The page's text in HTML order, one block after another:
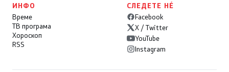
ИНФО
Време
ТВ програма
Хороскоп
RSS
СЛЕДЕТЕ НÉ
Facebook
X / Twitter
YouTube
Instagram